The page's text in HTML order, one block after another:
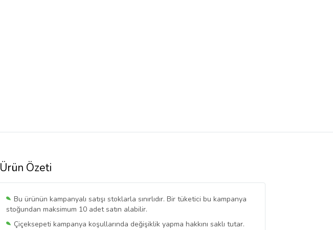
Ürün Özeti
Bu ürünün kampanyalı satışı stoklarla sınırlıdır. Bir tüketici bu kampanya
stoğundan maksimum 10 adet satın alabilir.
Çiçeksepeti kampanya koşullarında değişiklik yapma hakkını saklı tutar.